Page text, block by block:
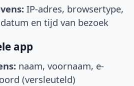
IP-adres, browsertype,
en tijd van bezoek
app
naam, voornaam, e-
(versleuteld)